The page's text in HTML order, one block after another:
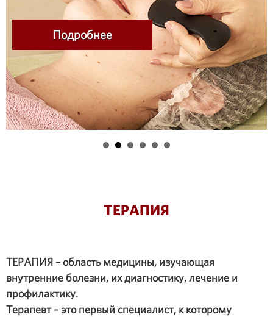
Подробнее
ТЕРАПИЯ
ТЕРАПИЯ – область медицины, изучающая
внутренние болезни, их диагностику, лечение и
профилактику.
Терапевт – это первый специалист, к которому